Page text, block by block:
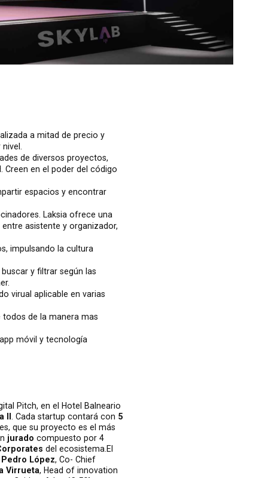
a mitad de precio y
de diversos proyectos,
Creen en el poder del código
espacios y encontrar
Laksia ofrece una
asistente y organizador,
impulsando la cultura
y filtrar según las
virual aplicable en varias
de la manera mas
móvil y tecnología
Pitch, en el Hotel Balneario
II . Cada startup contará con 5
que su proyecto es el más
jurado compuesto por 4
del ecosistema.El
Pedro López, Co- Chief
Virrueta, Head of innovation